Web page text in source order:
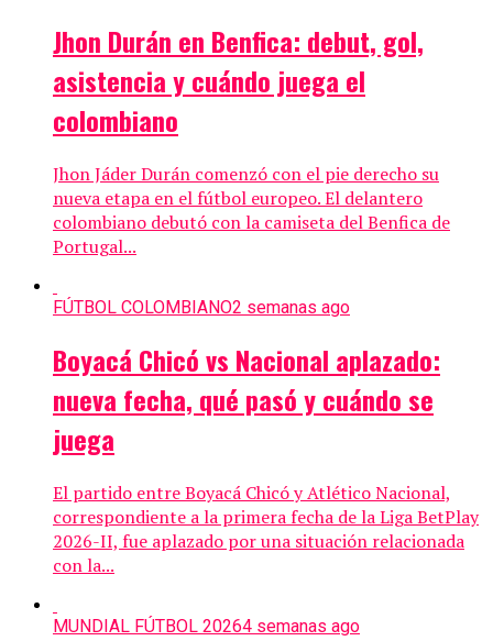
Jhon Durán en Benfica: debut, gol,
asistencia y cuándo juega el
colombiano
Jhon Jáder Durán comenzó con el pie derecho su
nueva etapa en el fútbol europeo. El delantero
colombiano debutó con la camiseta del Benfica de
Portugal...
FÚTBOL COLOMBIANO2 semanas ago
Boyacá Chicó vs Nacional aplazado:
nueva fecha, qué pasó y cuándo se
juega
El partido entre Boyacá Chicó y Atlético Nacional,
correspondiente a la primera fecha de la Liga BetPlay
2026-II, fue aplazado por una situación relacionada
con la...
MUNDIAL FÚTBOL 20264 semanas ago